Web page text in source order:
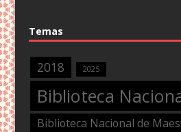
Temas
2018 2025
Biblioteca
Biblioteca Nacional de